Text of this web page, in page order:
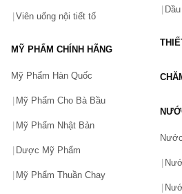
Quý khách có thể tham
tại Chiaki
Viên uống nội tiết tố
MỸ PHẨM CHÍNH HÃNG
Mỹ Phẩm Hàn Quốc
Mỹ Phẩm Cho Bà Bầu
Mỹ Phẩm Nhật Bản
Dược Mỹ Phẩm
Mỹ Phẩm Thuần Chay